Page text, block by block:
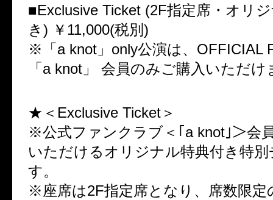
■Exclusive Ticket (2F指定席・オリ
き) ￥11,000(税別)
※「a knot」only公演は、OFFICIAL
「a knot」 会員のみご購入いただけ
★＜Exclusive Ticket＞
※公式ファンクラブ＜｢a knot｣＞会
いただけるオリジナル特典付き特
す。
※座席は2F指定席となり、席数限定